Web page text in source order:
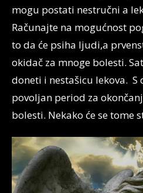
mogu postati nestručni a
Računajte na mogućnost
to da će psiha ljudi,a
okidač za mnoge bolesti.
doneti i nestašicu lekova. S
povoljan period za
bolesti. Nekako će se tome